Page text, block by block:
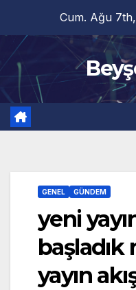
content
Cum. Ağu
GENEL GÜNDEM
yeni
başladık
yayın